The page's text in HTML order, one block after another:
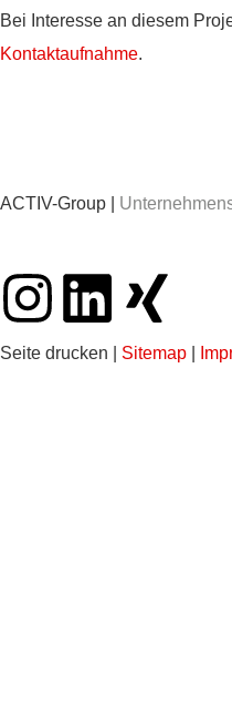
Bei Interesse an diesem
Kontaktaufnahme.
ACTIV-Group |
Seite drucken Sitemap